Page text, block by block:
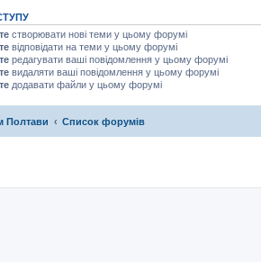
створювати нові теми у цьому форумі
відповідати на теми у цьому форумі
редагувати ваші повідомлення у цьому форумі
видаляти ваші повідомлення у цьому форумі
додавати файли у цьому форумі
Полтави Список форумів